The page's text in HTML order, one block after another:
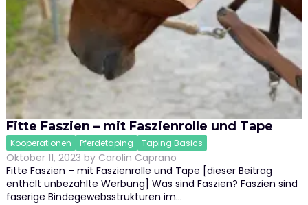
Fitte Faszien – mit Faszienrolle und Tape
Kooperationen Pferdetaping Taping Basics
Oktober 11, 2023 by Carolin Caprano
Fitte Faszien – mit Faszienrolle und Tape [dieser Beitrag
enthält unbezahlte Werbung] Was sind Faszien? Faszien sind
faserige Bindegewebsstrukturen im…